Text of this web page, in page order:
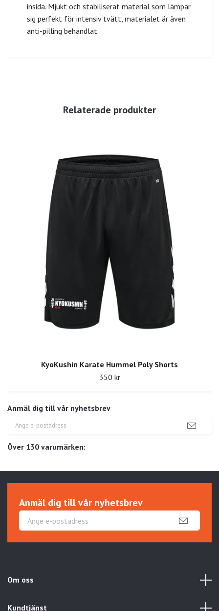
Anmäl dig till vår nyhetsbrev
Över 130 varumärken:
insida. Mjukt och stabiliserat material som lämpar
sig perfekt för intensiv tvätt, materialet är även
anti-pilling behandlat.
KyoKushin Karate Hummel Poly Shorts
350 kr
Anmäl dig till vår nyhetsbrev
Om oss
Kundtjänst